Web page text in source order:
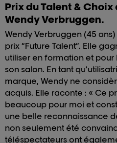
Prix du Talent & Choix
Wendy Verbruggen.
Wendy Verbruggen (45
prix “Future Talent”. Elle
utiliser en formation et
son salon. En tant
marque, Wendy ne
acquis. Elle raconte : « Ce
beaucoup pour moi et
une belle reconnaissance
non seulement été
téléspectateurs ont